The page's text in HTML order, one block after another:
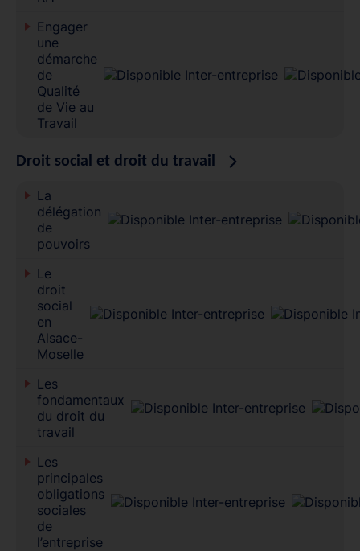
Engager
une
démarche
de
Qualité
de Vie au
Travail
Droit social et droit du travail
La
délégation
de
pouvoirs
Le
droit
social
en
Alsace-
Moselle
Les
fondamentaux
du droit du
travail
Les
principales
obligations
sociales
de
l’entreprise